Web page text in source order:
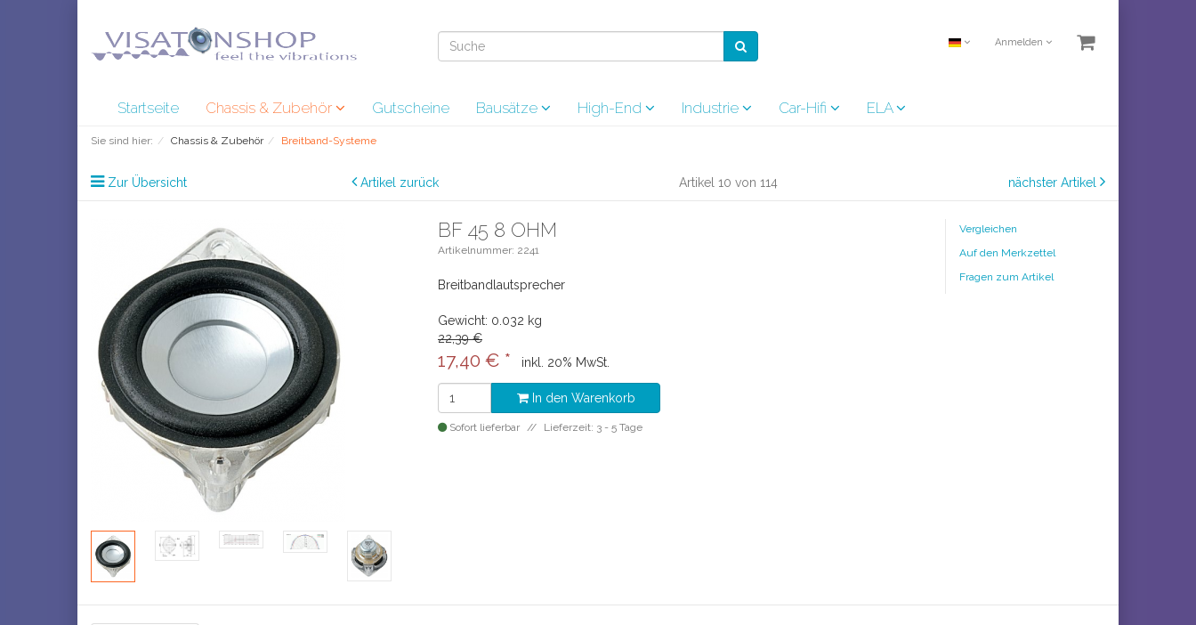
Anmelden
Startseite Chassis & Zubehör Gutscheine Bausätze High-End Industrie Car-Hifi ELA
Sie sind hier: Chassis & Zubehör Breitband-Systeme
Zur Übersicht Artikel zurück Artikel 10 von 114 nächster Artikel
BF 45 8 OHM
Artikelnummer: 2241
Breitbandlautsprecher
Gewicht: 0.032 kg
22,39 €
17,40 € * inkl. 20% MwSt.
In den Warenkorb
Sofort lieferbar Lieferzeit: 3 - 5 Tage
Vergleichen
Auf den Merkzettel
Fragen zum Artikel